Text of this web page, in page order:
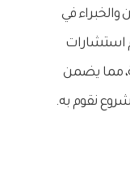
والخبراء في
استشارات
مما يضمن
نقوم به.